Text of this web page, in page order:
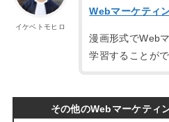
イケベトモヒロ
Webマーケティ
漫画形式でWeb
学習することがで
その他のWebマーケティ